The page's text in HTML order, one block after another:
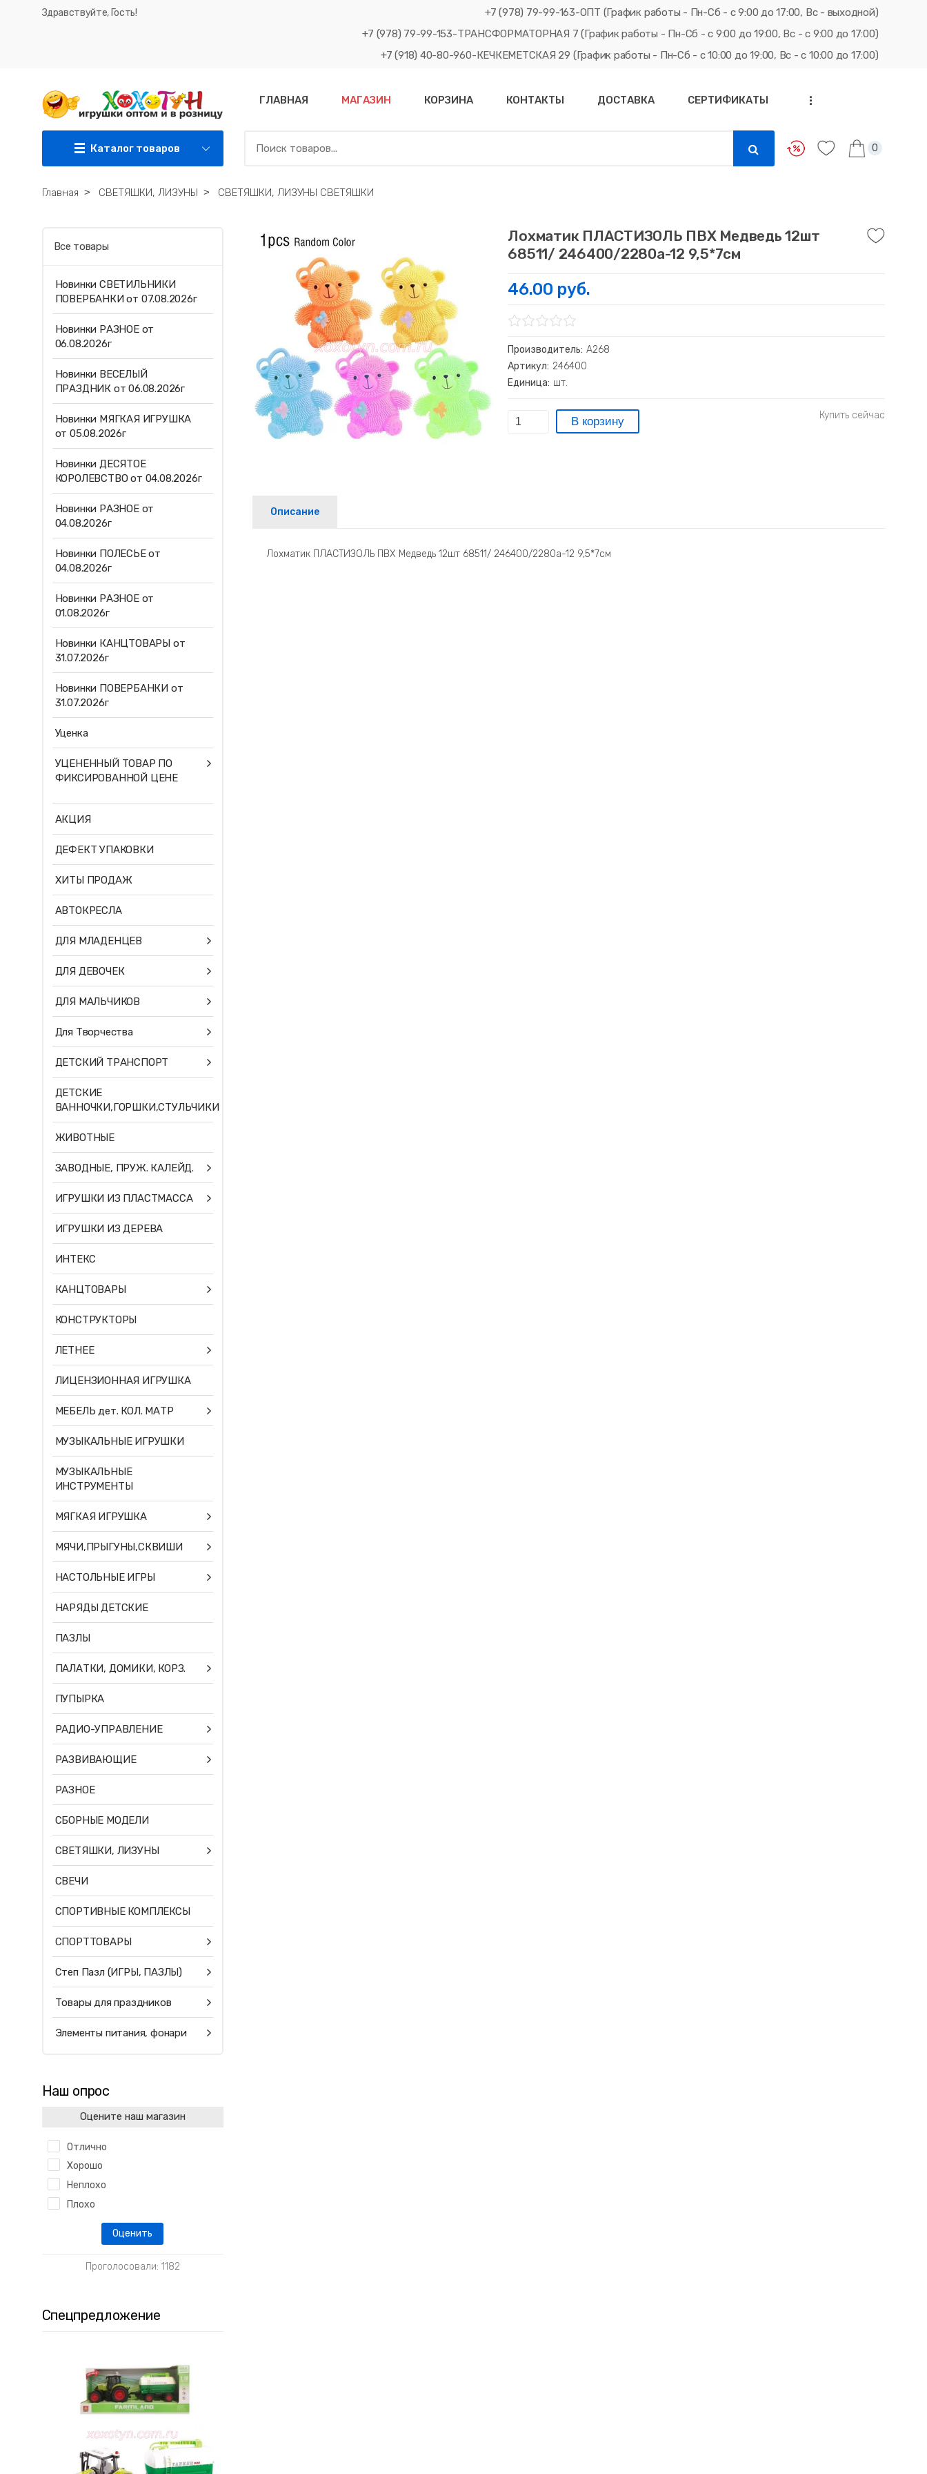
Здравствуйте, Гость!
+7 (978) 79-99-163-ОПТ (График работы - Пн-Сб - с 9:00 до 17:00, Вс - выходной)
+7 (978) 79-99-153-ТРАНСФОРМАТОРНАЯ 7 (График работы - Пн-Сб - с 9:00 до 19:00, Вс - с 9:00 до 17:00)
+7 (918) 40-80-960-КЕЧКЕМЕТСКАЯ 29 (График работы - Пн-Сб - с 10:00 до 19:00, Вс - с 10:00 до 17:00)
Каталог товаров
ГЛАВНАЯ МАГАЗИН КОРЗИНА КОНТАКТЫ ДОСТАВКА СЕРТИФИКАТЫ ...
0
Главная ˃ СВЕТЯШКИ, ЛИЗУНЫ ˃ СВЕТЯШКИ, ЛИЗУНЫ СВЕТЯШКИ
Лохматик ПЛАСТИЗОЛЬ ПВХ Медведь 12шт
68511/ 246400/2280а-12 9,5*7см
46.00 руб.
Производитель: А268
Артикул: 246400
Единица: шт.
Описание
Лохматик ПЛАСТИЗОЛЬ ПВХ Медведь 12шт 68511/ 246400/2280а-12 9,5*7см
Все товары
Новинки СВЕТИЛЬНИКИ
ПОВЕРБАНКИ от 07.08.2026г
Новинки РАЗНОЕ от
06.08.2026г
Новинки ВЕСЕЛЫЙ
ПРАЗДНИК от 06.08.2026г
Новинки МЯГКАЯ ИГРУШКА
от 05.08.2026г
Новинки ДЕСЯТОЕ
КОРОЛЕВСТВО от 04.08.2026г
Новинки РАЗНОЕ от
04.08.2026г
Новинки ПОЛЕСЬЕ от
04.08.2026г
Новинки РАЗНОЕ от
01.08.2026г
Новинки КАНЦТОВАРЫ от
31.07.2026г
Новинки ПОВЕРБАНКИ от
31.07.2026г
Уценка
УЦЕНЕННЫЙ ТОВАР ПО
ФИКСИРОВАННОЙ ЦЕНЕ
АКЦИЯ
ДЕФЕКТ УПАКОВКИ
ХИТЫ ПРОДАЖ
АВТОКРЕСЛА
ДЛЯ МЛАДЕНЦЕВ
ДЛЯ ДЕВОЧЕК
ДЛЯ МАЛЬЧИКОВ
Для Творчества
ДЕТСКИЙ ТРАНСПОРТ
ДЕТСКИЕ
ВАННОЧКИ,ГОРШКИ,СТУЛЬЧИКИ
ЖИВОТНЫЕ
ЗАВОДНЫЕ, ПРУЖ. КАЛЕЙД.
ИГРУШКИ ИЗ ПЛАСТМАССА
ИГРУШКИ ИЗ ДЕРЕВА
ИНТЕКС
КАНЦТОВАРЫ
КОНСТРУКТОРЫ
ЛЕТНЕЕ
ЛИЦЕНЗИОННАЯ ИГРУШКА
МЕБЕЛЬ дет. КОЛ. МАТР
МУЗЫКАЛЬНЫЕ ИГРУШКИ
МУЗЫКАЛЬНЫЕ
ИНСТРУМЕНТЫ
МЯГКАЯ ИГРУШКА
МЯЧИ,ПРЫГУНЫ,СКВИШИ
НАСТОЛЬНЫЕ ИГРЫ
НАРЯДЫ ДЕТСКИЕ
ПАЗЛЫ
ПАЛАТКИ, ДОМИКИ, КОРЗ.
ПУПЫРКА
РАДИО-УПРАВЛЕНИЕ
РАЗВИВАЮЩИЕ
РАЗНОЕ
СБОРНЫЕ МОДЕЛИ
СВЕТЯШКИ, ЛИЗУНЫ
СВЕЧИ
СПОРТИВНЫЕ КОМПЛЕКСЫ
СПОРТТОВАРЫ
Степ Пазл (ИГРЫ, ПАЗЛЫ)
Товары для праздников
Элементы питания, фонари
Наш опрос
Оцените наш магазин
Отлично
Хорошо
Неплохо
Плохо
Проголосовали: 1182
Спецпредложение